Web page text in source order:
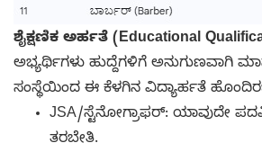
ಶೈಕ್ಷಣಿಕ ಅರ್ಹತೆ (Educational
ಅಭ್ಯರ್ಥಿಗಳು ಹುದ್ದೆಗಳಿಗೆ ಅನುಗುಣವಾಗಿ
ಸಂಸ್ಥೆಯಿಂದ ಈ ಕೆಳಗಿನ ವಿದ್ಯಾರ್ಹತೆ
JSA/ಸ್ಟೆನೋಗ್ರಾಫರ್: ಯಾವುದೇ
ತರಬೇತಿ.